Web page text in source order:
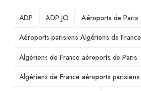
TAGS
ADP ADP JO
Aéroports de Paris
Aéroports parisiens Algériens de France
Algériens de France aéroports de Paris
Algériens de France aéroports parisiens